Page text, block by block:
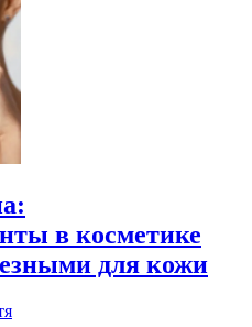
в косметике
для кожи